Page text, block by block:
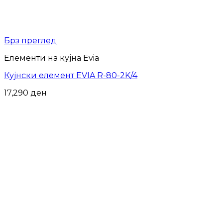
Брз преглед
Елементи на кујна Evia
Кујнски елемент EVIA R-80-2K/4
17,290 ден